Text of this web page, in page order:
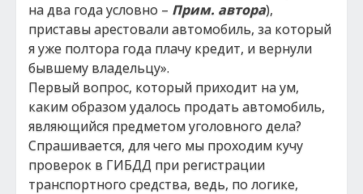
на два года условно – Прим. автора),
приставы арестовали автомобиль, за который
я уже полтора года плачу кредит, и вернули
бывшему владельцу».
Первый вопрос, который приходит на ум,
каким образом удалось продать автомобиль,
являющийся предметом уголовного дела?
Спрашивается, для чего мы проходим кучу
проверок в ГИБДД при регистрации
транспортного средства, ведь, по логике,